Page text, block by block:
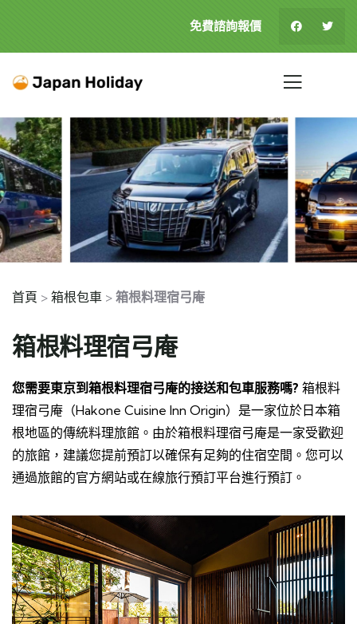
免費諮詢報價
首頁 > 箱根包車 > 箱根料理宿弓庵
箱根料理宿弓庵
您需要東京到箱根料理宿弓庵的接送和包車服務嗎? 箱根料
理宿弓庵（Hakone Cuisine Inn Origin）是一家位於日本箱
根地區的傳統料理旅館。由於箱根料理宿弓庵是一家受歡迎
的旅館，建議您提前預訂以確保有足夠的住宿空間。您可以
通過旅館的官方網站或在線旅行預訂平台進行預訂。